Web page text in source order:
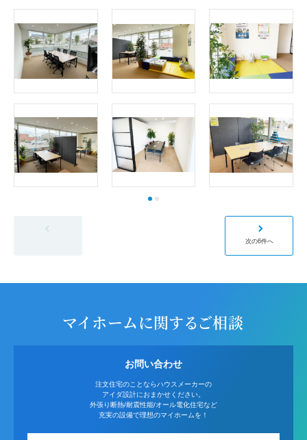
次の6件へ
マイホームに関するご相談
お問い合わせ
注文住宅のことならハウスメーカーの
アイダ設計におまかせください。
外張り断熱/耐震性能/オール電化住宅など
充実の設備で理想のマイホームを！